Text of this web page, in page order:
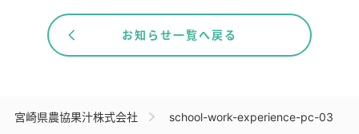
お知らせ一覧へ戻る
宮崎県農協果汁株式会社 school-work-experience-pc-03